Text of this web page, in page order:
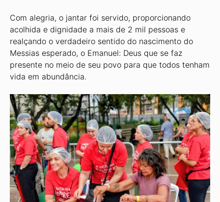
Com alegria, o jantar foi servido, proporcionando
acolhida e dignidade a mais de 2 mil pessoas e
realçando o verdadeiro sentido do nascimento do
Messias esperado, o Emanuel: Deus que se faz
presente no meio de seu povo para que todos tenham
vida em abundância.